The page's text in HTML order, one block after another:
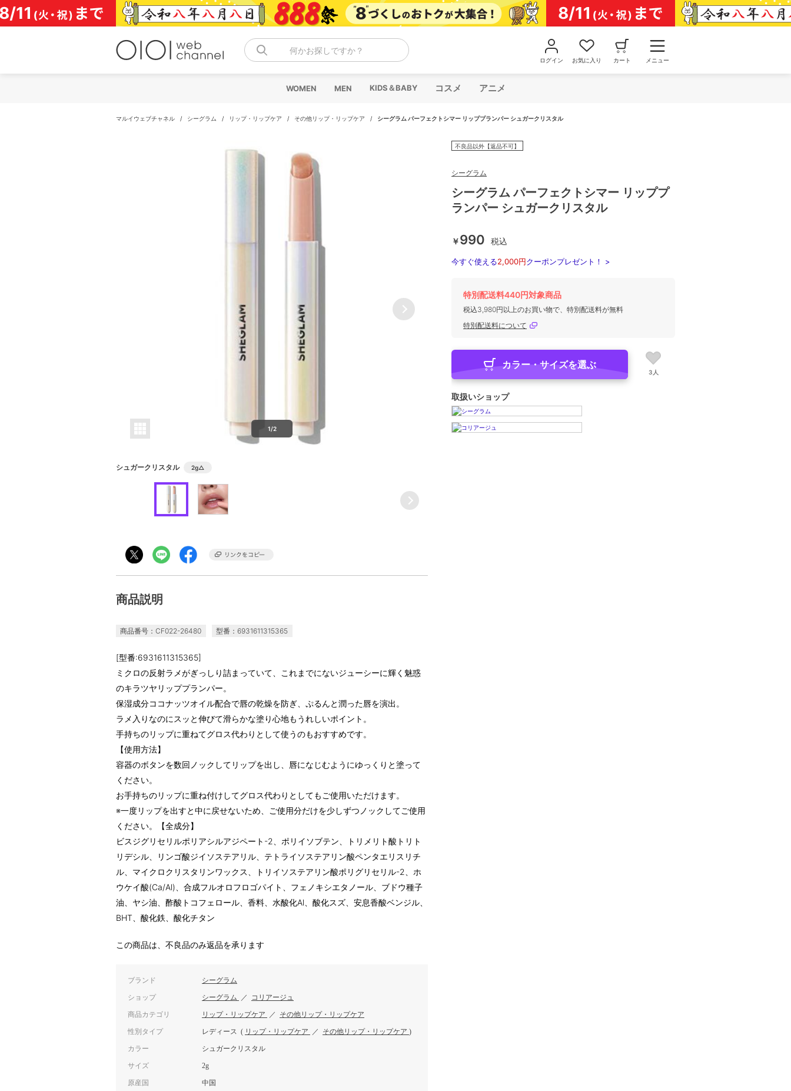
コ
ン
テ
何かお探しですか？
ログイン お気に入り カート メニュー
WOMEN MEN KIDS＆BABY コスメ アニメ
マルイウェブチャネル / シーグラム / リップ・リップケア / その他リップ・リップケア / シーグラム パーフェクトシマー リッププランパー シュガークリスタル
1/2
シュガークリスタル 2g△
商品説明
商品番号：CF022-26480 型番：6931611315365
[型番:6931611315365]
ミクロの反射ラメがぎっしり詰まっていて、これまでにないジューシーに輝く魅惑
のキラツヤリッププランパー。
保湿成分ココナッツオイル配合で唇の乾燥を防ぎ、ぷるんと潤った唇を演出。
ラメ入りなのにスッと伸びて滑らかな塗り心地もうれしいポイント。
手持ちのリップに重ねてグロス代わりとして使うのもおすすめです。
【使用方法】
容器のボタンを数回ノックしてリップを出し、唇になじむようにゆっくりと塗って
ください。
お手持ちのリップに重ね付けしてグロス代わりとしてもご使用いただけます。
※一度リップを出すと中に戻せないため、ご使用分だけを少しずつノックしてご使用
ください。【全成分】
ビスジグリセリルポリアシルアジペート-2、ポリイソブテン、トリメリト酸トリト
リデシル、リンゴ酸ジイソステアリル、テトライソステアリン酸ペンタエリスリチ
ル、マイクロクリスタリンワックス、トリイソステアリン酸ポリグリセリル-2、ホ
ウケイ酸(Ca/Al)、合成フルオロフロゴパイト、フェノキシエタノール、ブドウ種子
油、ヤシ油、酢酸トコフェロール、香料、水酸化Al、酸化スズ、安息香酸ベンジル、
BHT、酸化鉄、酸化チタン
この商品は、不良品のみ返品を承ります
ブランド シーグラム
ショップ シーグラム ／ コリアージュ
商品カテゴリ リップ・リップケア ／ その他リップ・リップケア
性別タイプ レディース ( リップ・リップケア ／ その他リップ・リップケア )
カラー シュガークリスタル
サイズ 2g
原産国 中国
不良品以外【返品不可】
シーグラム
シーグラム パーフェクトシマー リッププ
ランパー シュガークリスタル
￥990 税込
今すぐ使える2,000円クーポンプレゼント！ >
特別配送料440円対象商品
税込3,980円以上のお買い物で、特別配送料が無料
特別配送料について
カラー・サイズを選ぶ
3人
取扱いショップ